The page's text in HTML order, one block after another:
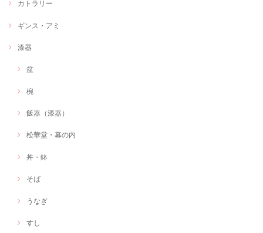
カトラリー
ギンス・アミ
漆器
盆
椀
飯器（漆器）
松華堂・幕の内
丼・鉢
そば
うなぎ
すし